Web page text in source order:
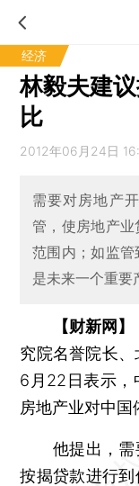
经济
林毅夫建
比
2012年06月24日
需要对房地产
管，使房地产
范围内；如监管
是未来一个重要
【财新网
究院名誉院长
6月22日表示，
房地产业对中国
他提出，需
按揭贷款进行